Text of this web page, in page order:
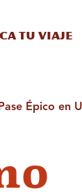
tu viaje
Épico en